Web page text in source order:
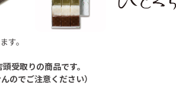
す。
受取りの商品です。
のでご注意ください）